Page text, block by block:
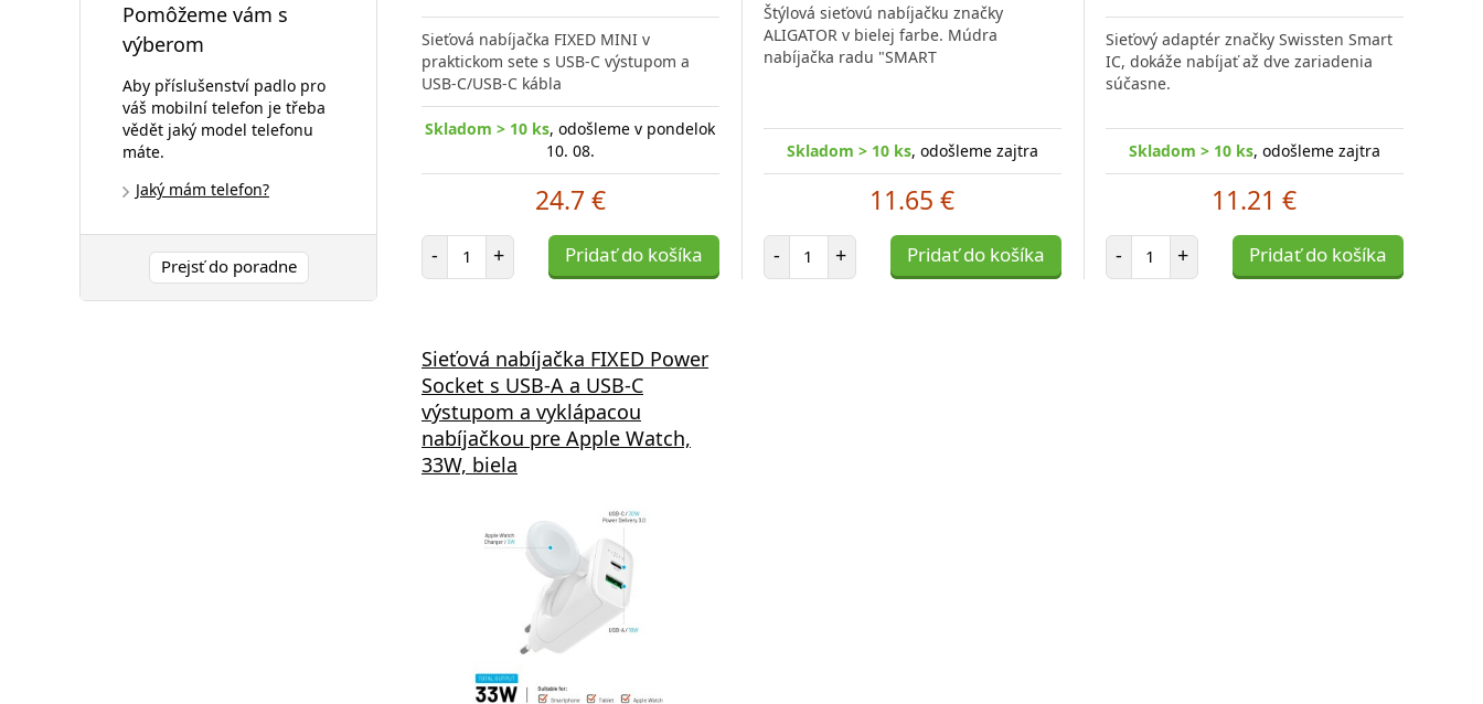
Pomôžeme vám s
výberom
Aby příslušenství padlo pro
váš mobilní telefon je třeba
vědět jaký model telefonu
máte.
Jaký mám telefon?
Prejsť do poradne
Sieťová nabíjačka FIXED MINI v
praktickom sete s USB-C výstupom a
USB-C/USB-C kábla
Skladom > 10 ks, odošleme v pondelok
10. 08.
24.7 €
- Počet položiek
+ Pridať do košíka
Štýlová sieťovú nabíjačku značky
ALIGATOR v bielej farbe. Múdra
nabíjačka radu "SMART
Skladom > 10 ks, odošleme zajtra
11.65 €
- Počet položiek
+ Pridať do košíka
Sieťový adaptér značky Swissten Smart
IC, dokáže nabíjať až dve zariadenia
súčasne.
Skladom > 10 ks, odošleme zajtra
11.21 €
- Počet položiek
+ Pridať do košíka
Sieťová nabíjačka FIXED Power
Socket s USB-A a USB-C
výstupom a vyklápacou
nabíjačkou pre Apple Watch,
33W, biela